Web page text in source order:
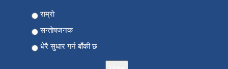
Choices
राम्राे
सन्ताेषजनक
धेरै सुधार गर्न बाँकी छ